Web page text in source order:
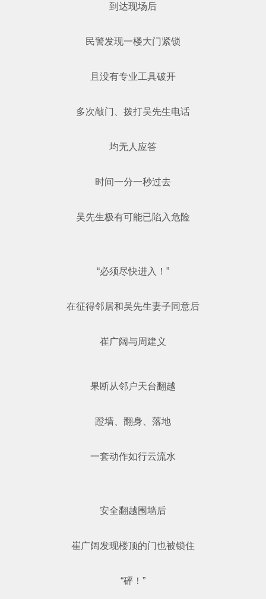
到达现场后
民警发现一楼大门紧锁
且没有专业工具破开
多次敲门、拨打吴先生电话
均无人应答
时间一分一秒过去
吴先生极有可能已陷入危险
“必须尽快进入！”
在征得邻居和吴先生妻子同意后
崔广阔与周建义
果断从邻户天台翻越
蹬墙、翻身、落地
一套动作如行云流水
安全翻越围墙后
崔广阔发现楼顶的门也被锁住
“砰！”